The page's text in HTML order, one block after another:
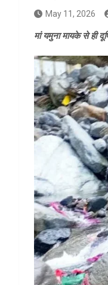
May 11, 2026
मां यमुना मायके से ही